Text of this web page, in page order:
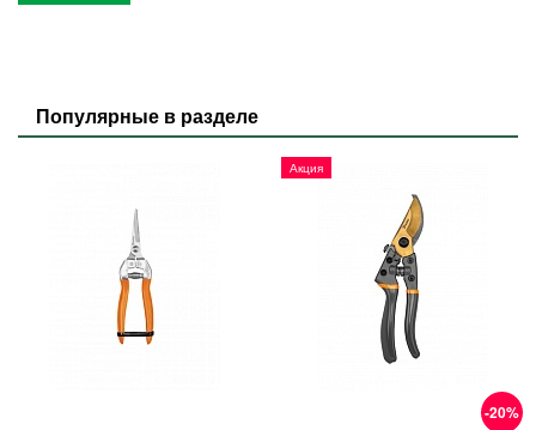
Популярные в разделе
-20%
Акция